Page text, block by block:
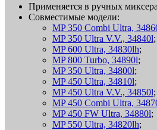
Применяется в ручных
Совместимые модели:
MP 350 Combi Ultra,
MP 350 Ultra V.V., 34840l;
MP 600 Ultra, 34830lh;
MP 800 Turbo, 34890l;
MP 350 Ultra, 34800l;
MP 450 Ultra, 34810l;
MP 450 Ultra V.V., 34850l;
MP 450 Combi Ultra,
MP 450 FW Ultra, 34880l;
MP 550 Ultra, 34820lh;